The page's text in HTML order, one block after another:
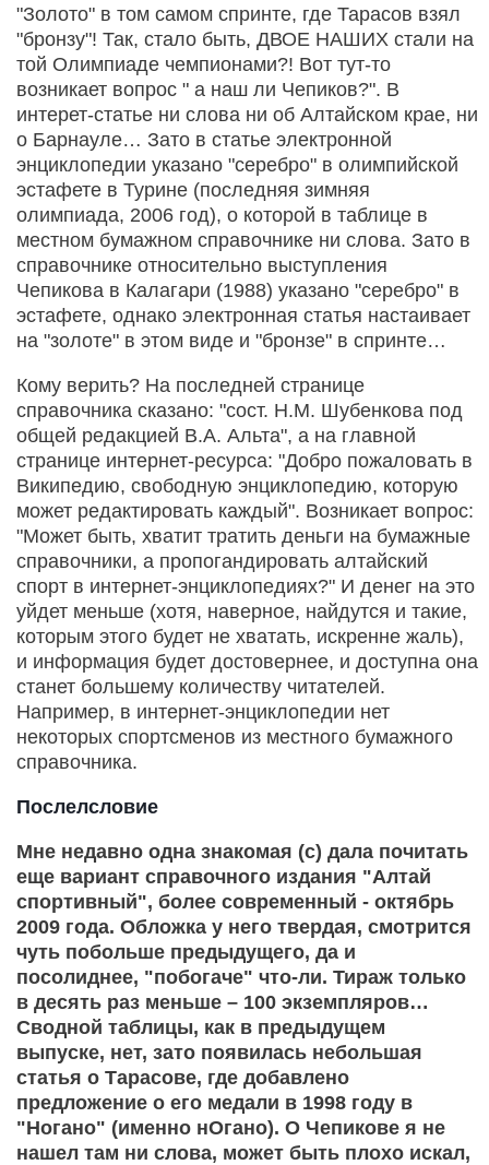
"Золото" в том самом спринте, где Тарасов взял
"бронзу"! Так, стало быть, ДВОЕ НАШИХ стали на
той Олимпиаде чемпионами?! Вот тут-то
возникает вопрос " а наш ли Чепиков?". В
интерет-статье ни слова ни об Алтайском крае, ни
о Барнауле… Зато в статье электронной
энциклопедии указано "серебро" в олимпийской
эстафете в Турине (последняя зимняя
олимпиада, 2006 год), о которой в таблице в
местном бумажном справочнике ни слова. Зато в
справочнике относительно выступления
Чепикова в Калагари (1988) указано "серебро" в
эстафете, однако электронная статья настаивает
на "золоте" в этом виде и "бронзе" в спринте…
Кому верить? На последней странице
справочника сказано: "сост. Н.М. Шубенкова под
общей редакцией В.А. Альта", а на главной
странице интернет-ресурса: "Добро пожаловать в
Википедию, свободную энциклопедию, которую
может редактировать каждый". Возникает вопрос:
"Может быть, хватит тратить деньги на бумажные
справочники, а пропогандировать алтайский
спорт в интернет-энциклопедиях?" И денег на это
уйдет меньше (хотя, наверное, найдутся и такие,
которым этого будет не хватать, искренне жаль),
и информация будет достовернее, и доступна она
станет большему количеству читателей.
Например, в интернет-энциклопедии нет
некоторых спортсменов из местного бумажного
справочника.
Послелсловие
Мне недавно одна знакомая (с) дала почитать
еще вариант справочного издания "Алтай
спортивный", более современный - октябрь
2009 года. Обложка у него твердая, смотрится
чуть побольше предыдущего, да и
посолиднее, "побогаче" что-ли. Тираж только
в десять раз меньше – 100 экземпляров…
Сводной таблицы, как в предыдущем
выпуске, нет, зато появилась небольшая
статья о Тарасове, где добавлено
предложение о его медали в 1998 году в
"Ногано" (именно нОгано). О Чепикове я не
нашел там ни слова, может быть плохо искал,